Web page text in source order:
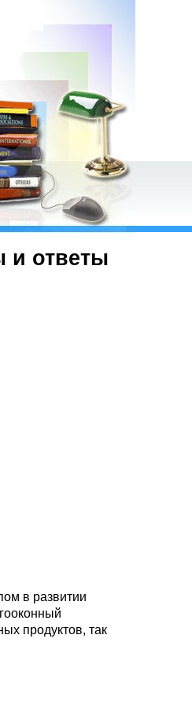
и ответы
в развитии
продуктов, так